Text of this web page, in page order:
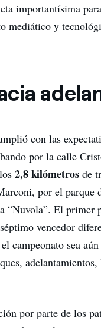
importantísima
mediático y
con las
por la calle
2,8 kilómetrosde
por el parque
“Nuvola”. El primer
vencedor
campeonato sea
por parte de los